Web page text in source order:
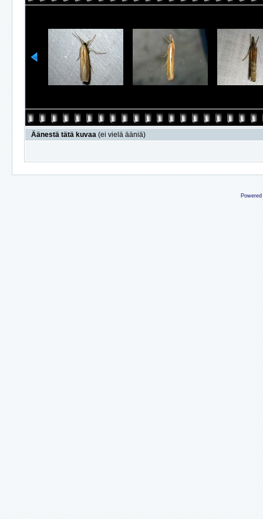
Äänestä tätä kuvaa (ei vielä ääniä)